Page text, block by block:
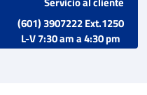
(601) 3907222 Ext.1250
L-V 7:30 am a 4:30 pm